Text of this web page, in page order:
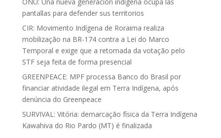
pantallas para defender sus territorios
CIR: Movimento Indígena de Roraima realiza
mobilização na BR-174 contra a Lei do Marco
Temporal e exige que a retomada da votação pelo
STF seja feita de forma presencial
GREENPEACE: MPF processa Banco do Brasil por
financiar atividade ilegal em Terra Indígena, após
denúncia do Greenpeace
SURVIVAL: Vitória: demarcação física da Terra Indígena
Kawahiva do Rio Pardo (MT) é finalizada